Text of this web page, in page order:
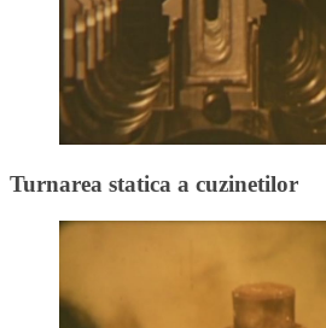
Turnarea statica a cuzinetilor